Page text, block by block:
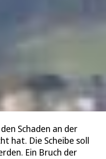
Schaden an der
hat. Die Scheibe soll
Ein Bruch der